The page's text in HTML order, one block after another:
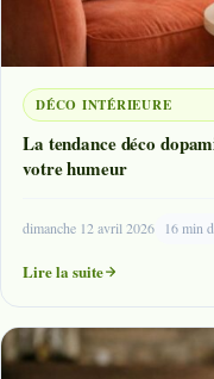
DÉCO INTÉRIEURE
La tendance déco
votre humeur
dimanche 12 avril 2026 16 min
Lire la suite